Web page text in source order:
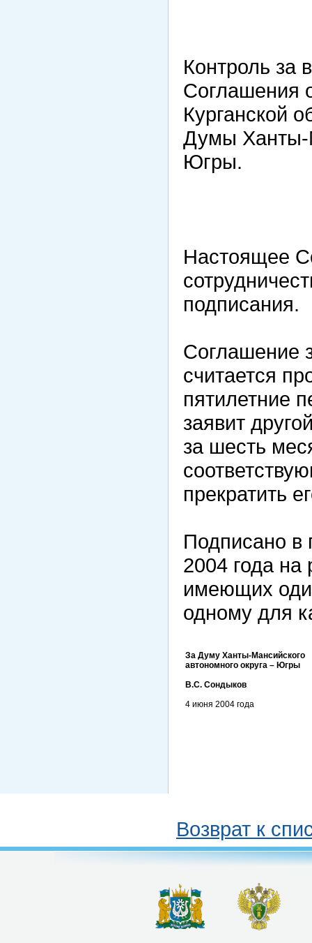
Контроль за
Соглашения
Курганской
Думы Ханты-
Югры.
Настоящее
подписания.
Соглашение
считается
пятилетние
заявит
за шесть
прекратить
Подписано в
2004 года на
имеющих
одному для
За Думу Ханты-Мансийского
автономного округа – Югры
В.С. Сондыков
4 июня 2004 года
Возврат к